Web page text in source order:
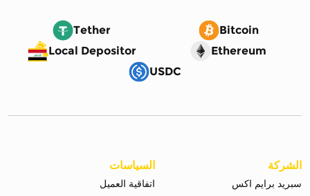
Tether
Bitcoin
Local Depositor
Ethereum
USDC
الشركة
سبريد برايم اكس
السياسات
اتفاقية العميل